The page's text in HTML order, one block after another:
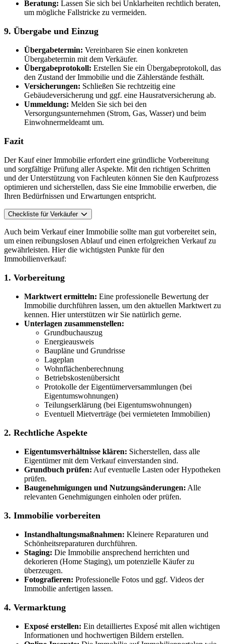
Beratung: Lassen Sie sich bei Unklarheiten rechtlich beraten,
um mögliche Fallstricke zu vermeiden.
9. Übergabe und Einzug
Übergabetermin: Vereinbaren Sie einen konkreten
Übergabetermin mit dem Verkäufer.
Übergabeprotokoll: Erstellen Sie ein Übergabeprotokoll, das
den Zustand der Immobilie und die Zählerstände festhält.
Versicherungen: Schließen Sie rechtzeitig eine
Gebäudeversicherung und ggf. eine Hausratversicherung ab.
Ummeldung: Melden Sie sich bei den
Versorgungsunternehmen (Strom, Gas, Wasser) und beim
Einwohnermeldeamt um.
Fazit
Der Kauf einer Immobilie erfordert eine gründliche Vorbereitung
und sorgfältige Prüfung aller Aspekte. Mit den richtigen Schritten
und der Unterstützung von Fachleuten können Sie den Kaufprozess
optimieren und sicherstellen, dass Sie eine Immobilie erwerben, die
Ihren Bedürfnissen und Erwartungen entspricht.
Checkliste für Verkäufer
Auch beim Verkauf einer Immobilie sollte man gut vorbereitet sein,
um einen reibungslosen Ablauf und einen erfolgreichen Verkauf zu
gewährleisten. Hier die wichtigsten Punkte für den
Immobilienverkauf:
1. Vorbereitung
Marktwert ermitteln: Eine professionelle Bewertung der
Immobilie durchführen lassen, um den aktuellen Marktwert zu
kennen. Hier unterstützen wir Sie natürlich gerne.
Unterlagen zusammenstellen:
Grundbuchauszug
Energieausweis
Baupläne und Grundrisse
Lageplan
Wohnflächenberechnung
Betriebskostenübersicht
Protokolle der Eigentümerversammlungen (bei
Eigentumswohnungen)
Teilungserklärung (bei Eigentumswohnungen)
Eventuell Mietverträge (bei vermieteten Immobilien)
2. Rechtliche Aspekte
Eigentumsverhältnisse klären: Sicherstellen, dass alle
Eigentümer mit dem Verkauf einverstanden sind.
Grundbuch prüfen: Auf eventuelle Lasten oder Hypotheken
prüfen.
Baugenehmigungen und Nutzungsänderungen: Alle
relevanten Genehmigungen einholen oder prüfen.
3. Immobilie vorbereiten
Instandhaltungsmaßnahmen: Kleinere Reparaturen und
Schönheitsreparaturen durchführen.
Staging: Die Immobilie ansprechend herrichten und
dekorieren (Home Staging), um potenzielle Käufer zu
überzeugen.
Fotografieren: Professionelle Fotos und ggf. Videos der
Immobilie anfertigen lassen.
4. Vermarktung
Exposé erstellen: Ein detailliertes Exposé mit allen wichtigen
Informationen und hochwertigen Bildern erstellen.